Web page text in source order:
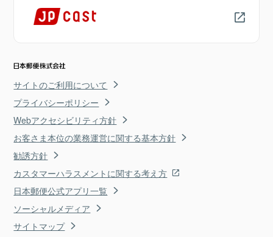
サイトのご利用について
プライバシーポリシー
Webアクセシビリティ方針
お客さま本位の業務運営に関する基本方針
勧誘方針
カスタマーハラスメントに関する考え方
日本郵便公式アプリ一覧
ソーシャルメディア
サイトマップ